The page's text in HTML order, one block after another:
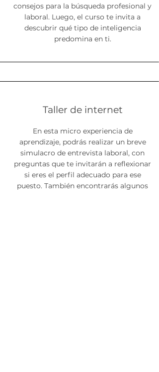
consejos para la búsqueda profesional y
laboral. Luego, el curso te invita a
descubrir qué tipo de inteligencia
predomina en ti.
Taller de internet
En esta micro experiencia de
aprendizaje, podrás realizar un breve
simulacro de entrevista laboral, con
preguntas que te invitarán a reflexionar
si eres el perfil adecuado para ese
puesto. También encontrarás algunos